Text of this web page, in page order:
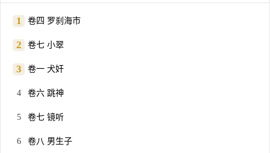
卷四 罗刹海市
卷七 小翠
卷一 犬奸
卷六 跳神
卷七 镜听
卷八 男生子